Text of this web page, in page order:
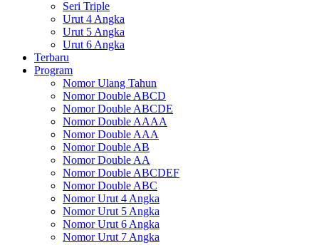
Seri Triple
Urut 4 Angka
Urut 5 Angka
Urut 6 Angka
Terbaru
Program
Nomor Ulang Tahun
Nomor Double ABCD
Nomor Double ABCDE
Nomor Double AAAA
Nomor Double AAA
Nomor Double AB
Nomor Double AA
Nomor Double ABCDEF
Nomor Double ABC
Nomor Urut 4 Angka
Nomor Urut 5 Angka
Nomor Urut 6 Angka
Nomor Urut 7 Angka